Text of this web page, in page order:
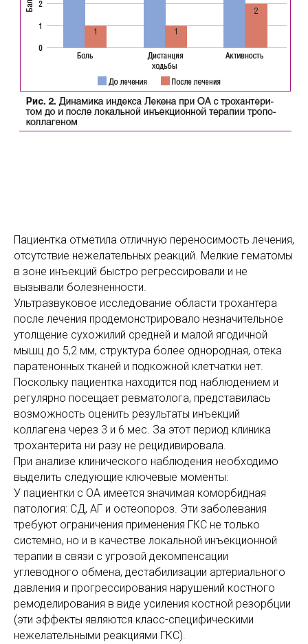
Пациентка отметила отличную переносимость лечения,
отсутствие нежелательных реакций. Мелкие гематомы
в зоне инъекций быстро регрессировали и не
вызывали болезненности.
Ультразвуковое исследование области трохантера
после лечения продемонстрировало незначительное
утолщение сухожилий средней и малой ягодичной
мышц до 5,2 мм, структура более однородная, отека
паратенонных тканей и подкожной клетчатки нет.
Поскольку пациентка находится под наблюдением и
регулярно посещает ревматолога, представилась
возможность оценить результаты инъекций
коллагена через 3 и 6 мес. За этот период клиника
трохантерита ни разу не рецидивировала.
При анализе клинического наблюдения необходимо
выделить следующие ключевые моменты:
У пациентки с ОА имеется значимая коморбидная
патология: СД, АГ и остеопороз. Эти заболевания
требуют ограничения применения ГКС не только
системно, но и в качестве локальной инъекционной
терапии в связи с угрозой декомпенсации
углеводного обмена, дестабилизации артериального
давления и прогрессирования нарушений костного
ремоделирования в виде усиления костной резорбции
(эти эффекты являются класс-спе­ци­фическими
нежелательными реакциями ГКС).